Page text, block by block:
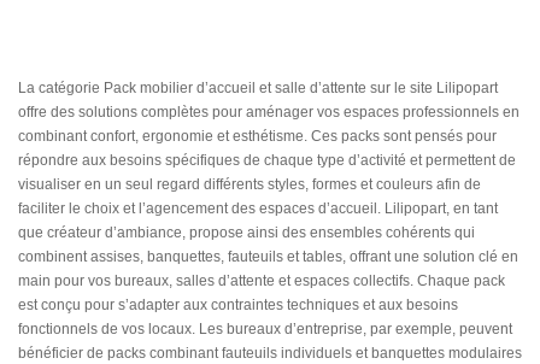
La catégorie Pack mobilier d’accueil et salle d’attente sur le site Lilipopart
offre des solutions complètes pour aménager vos espaces professionnels en
combinant confort, ergonomie et esthétisme. Ces packs sont pensés pour
répondre aux besoins spécifiques de chaque type d’activité et permettent de
visualiser en un seul regard différents styles, formes et couleurs afin de
faciliter le choix et l’agencement des espaces d’accueil. Lilipopart, en tant
que créateur d’ambiance, propose ainsi des ensembles cohérents qui
combinent assises, banquettes, fauteuils et tables, offrant une solution clé en
main pour vos bureaux, salles d’attente et espaces collectifs. Chaque pack
est conçu pour s’adapter aux contraintes techniques et aux besoins
fonctionnels de vos locaux. Les bureaux d’entreprise, par exemple, peuvent
bénéficier de packs combinant fauteuils individuels et banquettes modulaires